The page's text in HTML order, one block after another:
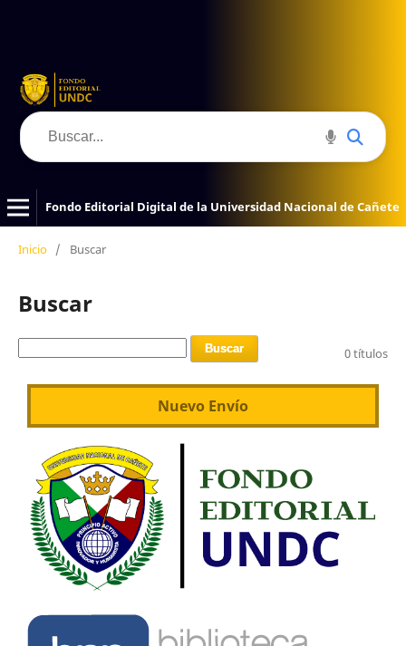
Fondo Editorial Digital de la Universidad Nacional de Cañete
Inicio / Buscar
Buscar
0 títulos
Buscar
Nuevo Envío